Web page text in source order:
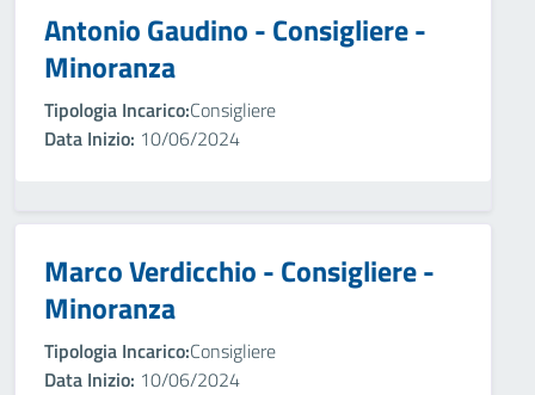
Antonio Gaudino - Consigliere -
Minoranza
Tipologia Incarico:Consigliere
Data Inizio: 10/06/2024
Marco Verdicchio - Consigliere -
Minoranza
Tipologia Incarico:Consigliere
Data Inizio: 10/06/2024